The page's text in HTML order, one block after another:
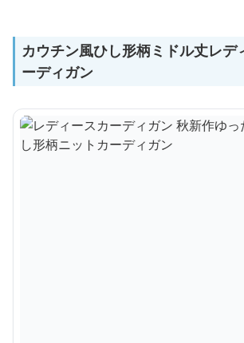
カウチン風ひし形柄ミドル丈レデ
ーディガン